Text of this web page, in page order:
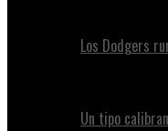
Los Dodgers
Un tipo